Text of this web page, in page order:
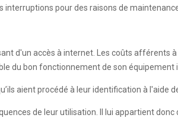
pour des raisons de
d'un accès à internet. Les coûts afférents
du bon fonctionnement de son
aient procédé à leur identification à l'aide
de leur utilisation. Il lui appartient